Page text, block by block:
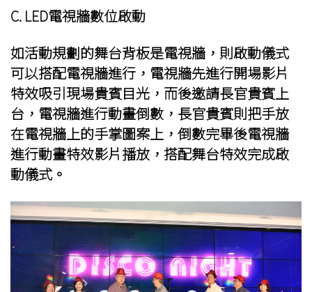
C. LED電視牆數位啟動
如活動規劃的舞台背板是電視牆，則啟動儀式
可以搭配電視牆進行，電視牆先進行開場影片
特效吸引現場貴賓目光，而後邀請長官貴賓上
台，電視牆進行動畫倒數，長官貴賓則把手放
在電視牆上的手掌圖案上，倒數完畢後電視牆
進行動畫特效影片播放，搭配舞台特效完成啟
動儀式。